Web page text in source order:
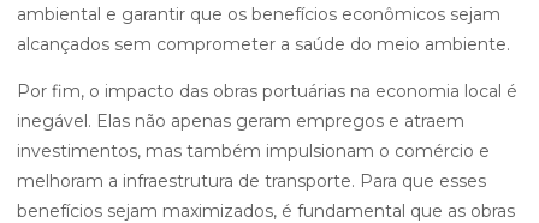
ambiental e garantir que os benefícios econômicos sejam
alcançados sem comprometer a saúde do meio ambiente.
Por fim, o impacto das obras portuárias na economia local é
inegável. Elas não apenas geram empregos e atraem
investimentos, mas também impulsionam o comércio e
melhoram a infraestrutura de transporte. Para que esses
benefícios sejam maximizados, é fundamental que as obras